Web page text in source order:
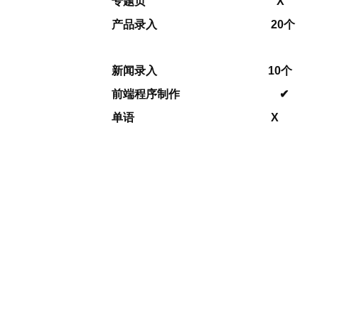
产品录入 20个
新闻录入 10个
前端程序制作 ✔
单语 X